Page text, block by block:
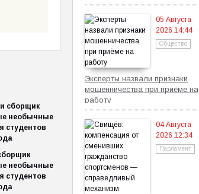
необычные
студентов
05 Августа
2026 14:44
Общество
Эксперты назвали признаки
мошенничества при приёме на
работу
04 Августа
2026 12:34
Парламент